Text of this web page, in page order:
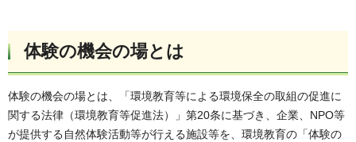
体験の機会の場とは
体験の機会の場とは、「環境教育等による環境保全の取組の促進に
関する法律（環境教育等促進法）」第20条に基づき、企業、NPO等
が提供する自然体験活動等が行える施設等を、環境教育の「体験の